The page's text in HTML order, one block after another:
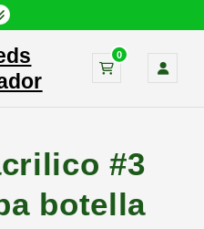
0
#3
botella